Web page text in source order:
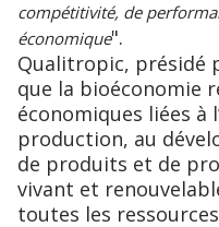
compétitivité, de
économique".
Qualitropic, présidé
que la bioéconomie
économiques liées à
production, au
de produits et de
vivant et
toutes les